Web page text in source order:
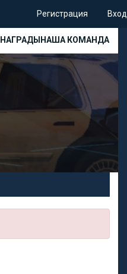
Регистрация Вход
НАГРАДЫНАША КОМАНДА